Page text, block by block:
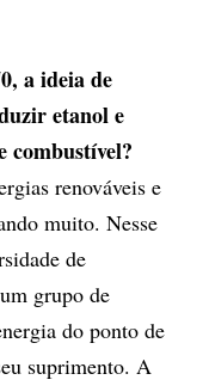
a ideia de
etanol e
combustível?
renováveis e
muito. Nesse
de
grupo de
do ponto de
suprimento. A